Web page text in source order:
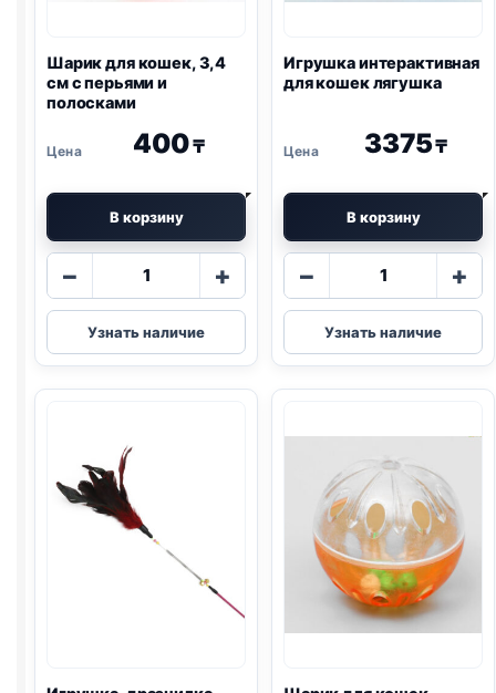
Шарик для кошек, 3,4
см с перьями и
полосками
400₸
В корзину
−
Количество
Шарик
для
кошек,
3,4
+
Узнать наличие
Игрушка интерактивная
для кошек лягушка
3375₸
В корзину
−
Количество
Игрушка
для
кошек
+
Узнать наличие